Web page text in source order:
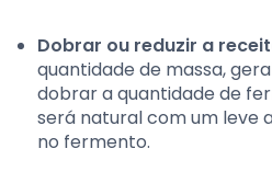
Dobrar ou reduzir a
quantidade de massa,
dobrar a quantidade de
será natural com um leve
no fermento.